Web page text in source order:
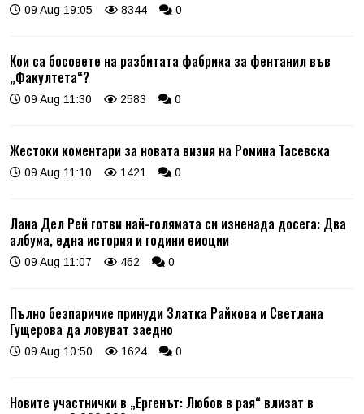
09 Aug 19:05 8344 0
Кои са босовете на разбитата фабрика за фентанил във
„Факултета“?
09 Aug 11:30 2583 0
Жестоки коментари за новата визия на Ромина Тасевска
09 Aug 11:10 1421 0
Лана Дел Рей готви най-голямата си изненада досега: Два
албума, една история и години емоции
09 Aug 11:07 462 0
Пълно безпаричие принуди Златка Райкова и Светлана
Гущерова да ловуват заедно
09 Aug 10:50 1624 0
Новите участнички в „Ергенът: Любов в рая“ влизат в